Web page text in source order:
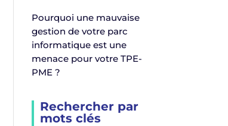
Pourquoi une mauvaise
gestion de votre parc
informatique est une
menace pour votre TPE-
PME ?
Rechercher par
mots clés